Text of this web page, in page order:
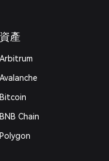
資產
Arbitrum
Avalanche
Bitcoin
BNB Chain
Polygon